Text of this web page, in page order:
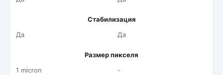
Стабилизация
Да
Да
Размер пикселя
1 micron
-